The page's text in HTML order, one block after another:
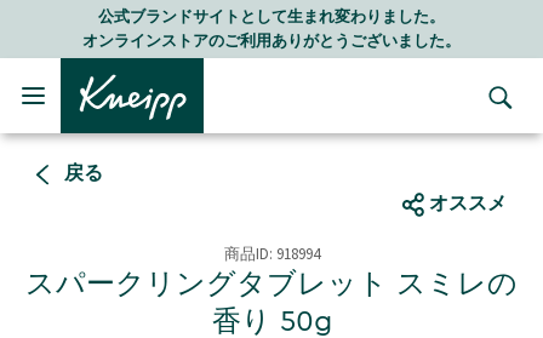
Skip to main content
Skip to footer content
ドサイトとして生まれ変わりました。
トアのご利用ありがとうございました。
戻る
オススメ
商品ID: 918994
スパークリングタブレット スミレの
香り 50g